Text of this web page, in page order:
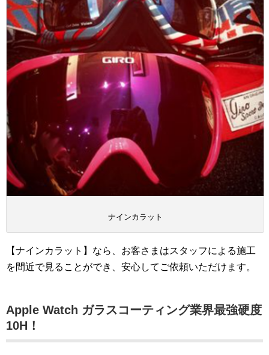
ナインカラット
【ナインカラット】なら、お客さまはスタッフによる施工
を間近で見ることができ、安心してご依頼いただけます。
Apple Watch ガラスコーティング業界最強硬度
10H！